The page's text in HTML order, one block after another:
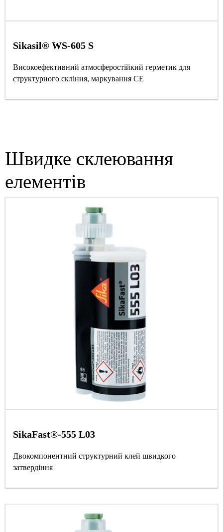
Sikasil® WS-605 S
Високоефективний атмосферостійкий герметик для
структурного скління, маркування CE
Швидке склеювання
елементів
SikaFast®-555 L03
Двокомпонентний структурний клей швидкого
затвердіння